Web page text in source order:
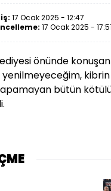
17 Ocak 2025 - 12:47
17 Ocak 2025 - 17:51
önünde konuşan
bütün